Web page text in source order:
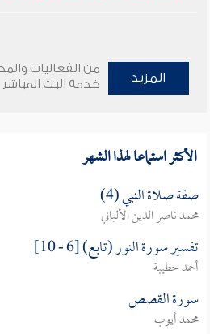
المزيد
من الفعاليات
خدمة البث المباشر
الأكثر استماعا لهذا الشهر
صفة صلاة النبي (4)
محمد ناصر الدين الألباني
تفسير سورة النور (تابع) [6 - 10]
أحمد حطيبة
سورة القصص
محمد أيوب